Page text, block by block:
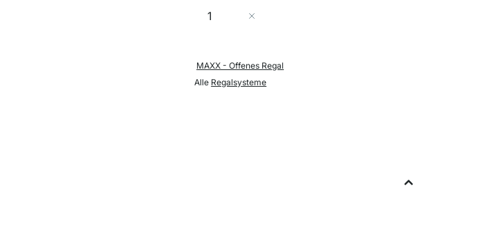
Menge
MAXX - Offenes Regal
Alle Regalsysteme